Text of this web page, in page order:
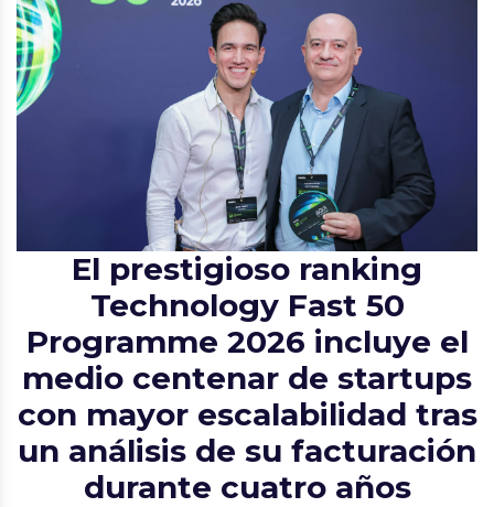
El prestigioso ranking
Technology Fast 50
Programme 2026 incluye el
medio centenar de startups
con mayor escalabilidad tras
un análisis de su facturación
durante cuatro años